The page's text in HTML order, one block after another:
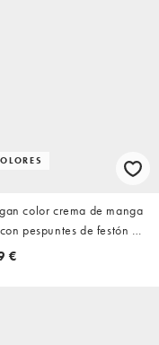
color crema de manga
pespuntes de festón de
€